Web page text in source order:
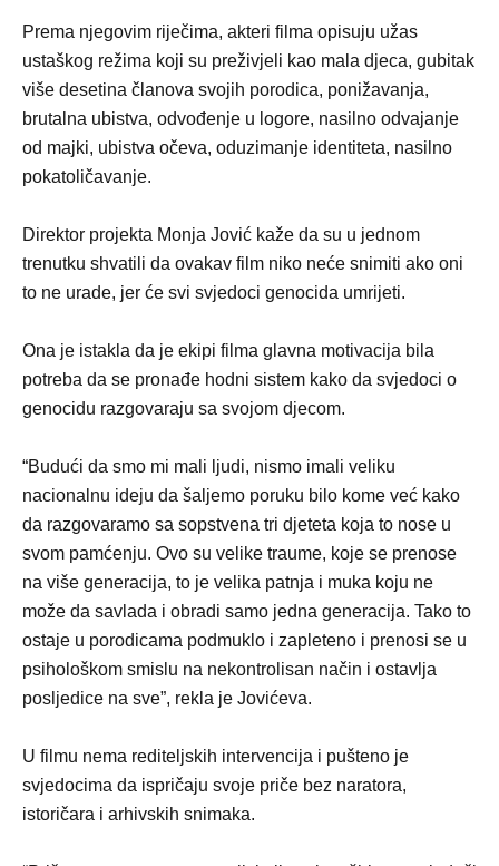
Prema njegovim riječima, akteri filma opisuju užas
ustaškog režima koji su preživjeli kao mala djeca, gubitak
više desetina članova svojih porodica, ponižavanja,
brutalna ubistva, odvođenje u logore, nasilno odvajanje
od majki, ubistva očeva, oduzimanje identiteta, nasilno
pokatoličavanje.
Direktor projekta Monja Jović kaže da su u jednom
trenutku shvatili da ovakav film niko neće snimiti ako oni
to ne urade, jer će svi svjedoci genocida umrijeti.
Ona je istakla da je ekipi filma glavna motivacija bila
potreba da se pronađe hodni sistem kako da svjedoci o
genocidu razgovaraju sa svojom djecom.
“Budući da smo mi mali ljudi, nismo imali veliku
nacionalnu ideju da šaljemo poruku bilo kome već kako
da razgovaramo sa sopstvena tri djeteta koja to nose u
svom pamćenju. Ovo su velike traume, koje se prenose
na više generacija, to je velika patnja i muka koju ne
može da savlada i obradi samo jedna generacija. Tako to
ostaje u porodicama podmuklo i zapleteno i prenosi se u
psihološkom smislu na nekontrolisan način i ostavlja
posljedice na sve”, rekla je Jovićeva.
U filmu nema rediteljskih intervencija i pušteno je
svjedocima da ispričaju svoje priče bez naratora,
istoričara i arhivskih snimaka.